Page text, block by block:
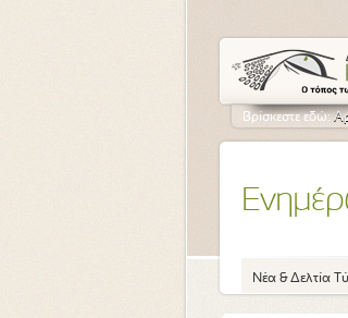
Βρίσκεστε εδώ:
Νέα & Δελτία